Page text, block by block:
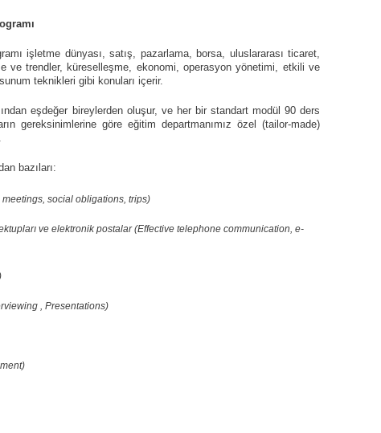
işletme dünyası, satış, pazarlama, borsa, uluslararası ticaret,
ve trendler, küreselleşme, ekonomi, operasyon yönetimi, etkili ve
teknikleri gibi konuları içerir.
eşdeğer bireylerden oluşur, ve her bir standart modül 90 ders
gereksinimlerine göre eğitim departmanımız özel (tailor-made)
bazıları:
meetings, social obligations, trips)
ve elektronik postalar (Effective telephone communication, e-
, Presentations)